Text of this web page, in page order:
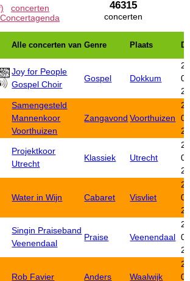
46315
concerten
concerten
Alle concerten van Genre Plaats
Joy for People
Gospel Choir
Gospel Dokkum
Samengesteld
Mannenkoor
Voorthuizen
Zangavond Voorthuizen
Projektkoor
Utrecht
Klassiek Utrecht
Water in Wijn Cabaret Visvliet
Singin Praiseband
Veenendaal
Praise Veenendaal
Rob Favier Anders Waalwijk